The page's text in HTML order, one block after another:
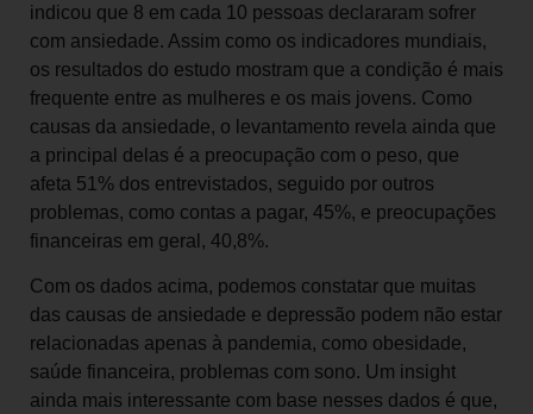
indicou que 8 em cada 10 pessoas declararam sofrer
com ansiedade. Assim como os indicadores mundiais,
os resultados do estudo mostram que a condição é mais
frequente entre as mulheres e os mais jovens. Como
causas da ansiedade, o levantamento revela ainda que
a principal delas é a preocupação com o peso, que
afeta 51% dos entrevistados, seguido por outros
problemas, como contas a pagar, 45%, e preocupações
financeiras em geral, 40,8%.
Com os dados acima, podemos constatar que muitas
das causas de ansiedade e depressão podem não estar
relacionadas apenas à pandemia, como obesidade,
saúde financeira, problemas com sono. Um insight
ainda mais interessante com base nesses dados é que,